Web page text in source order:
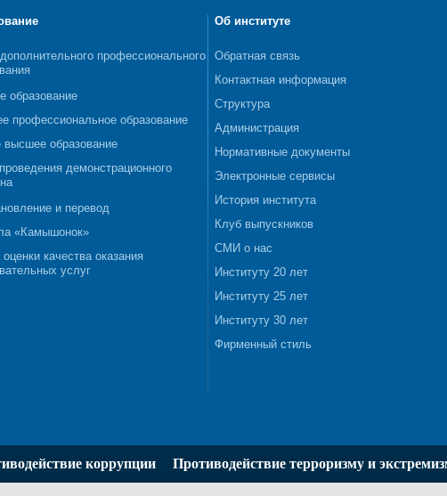
профессионального
образование
профессиональное образование
высшее образование
демонстрационного
и перевод
«Камышонок»
качества оказания
услуг
Об институте
Обратная связь
Контактная информация
Структура
Администрация
Нормативные документы
Электронные сервисы
История института
Клуб выпускников
СМИ о нас
Институту 20 лет
Институту 25 лет
Институту 30 лет
Фирменный стиль
коррупции Противодействие терроризму и